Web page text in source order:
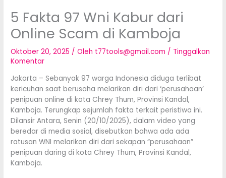
5 Fakta 97 Wni Kabur dari
Online Scam di Kamboja
Oktober 20, 2025 / Oleh t77tools@gmail.com / Tinggalkan
Komentar
Jakarta – Sebanyak 97 warga Indonesia diduga terlibat
kericuhan saat berusaha melarikan diri dari ‘perusahaan’
penipuan online di kota Chrey Thum, Provinsi Kandal,
Kamboja. Terungkap sejumlah fakta terkait peristiwa ini.
Dilansir Antara, Senin (20/10/2025), dalam video yang
beredar di media sosial, disebutkan bahwa ada ada
ratusan WNI melarikan diri dari sekapan “perusahaan”
penipuan daring di kota Chrey Thum, Provinsi Kandal,
Kamboja.